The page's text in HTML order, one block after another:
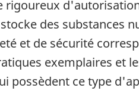
rigoureux
des substances
et de sécurité
exemplaires et
possèdent ce type